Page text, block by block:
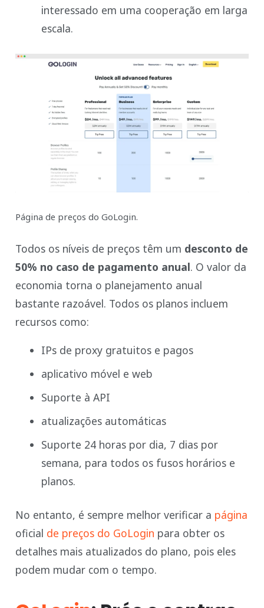
interessado em uma cooperação em larga
escala.
Página de preços do GoLogin.
Todos os níveis de preços têm um desconto de
50% no caso de pagamento anual. O valor da
economia torna o planejamento anual
bastante razoável. Todos os planos incluem
recursos como:
IPs de proxy gratuitos e pagos
aplicativo móvel e web
Suporte à API
atualizações automáticas
Suporte 24 horas por dia, 7 dias por
semana, para todos os fusos horários e
planos.
No entanto, é sempre melhor verificar a página
oficial de preços do GoLogin para obter os
detalhes mais atualizados do plano, pois eles
podem mudar com o tempo.